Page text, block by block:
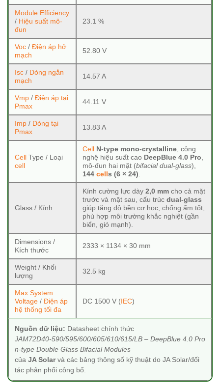
Module Efficiency
/ Hiệu suất mô-
đun
23.1 %
Voc / Điện áp hở
mạch
52.80 V
Isc / Dòng ngắn
mạch
14.57 A
Vmp / Điện áp tại
Pmax
44.11 V
Imp / Dòng tại
Pmax
13.83 A
Cell Type / Loại
cell
Cell N-type mono-crystalline , công
nghệ hiệu suất cao DeepBlue 4.0 Pro
mô-đun hai mặt (bifacial dual-glass),
144 cells (6 × 24)
Glass / Kính
Kính cường lực dày 2,0 mm cho cả mặt
trước và mặt sau, cấu trúc dual-glass
giúp tăng độ bền cơ học, chống ẩm tốt,
phù hợp môi trường khắc nghiệt (gần
biển, gió mạnh).
Dimensions /
Kích thước
2333 × 1134 × 30 mm
Weight / Khối
lượng
32.5 kg
Max System
Voltage / Điện áp
hệ thống tối đa
DC 1500 V (IEC)
Nguồn dữ liệu: Datasheet chính thức
JAM72D40-590/595/600/605/610/615/LB – DeepBlue 4.0 Pro
n-type Double Glass Bifacial Modules
của JA Solarvà các bảng thông số kỹ thuật do JA Solar/đối
tác phân phối công bố.